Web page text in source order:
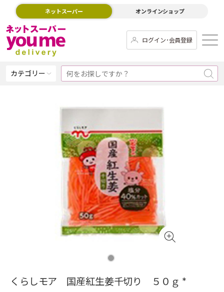
ネットスーパー オンラインショップ
ログイン･会員登録
カテゴリー
くらしモア 国産紅生姜千切り ５０ｇ *